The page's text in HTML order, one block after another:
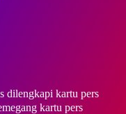
dilengkapi kartu pers
kartu pers